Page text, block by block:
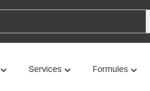
Services Formules